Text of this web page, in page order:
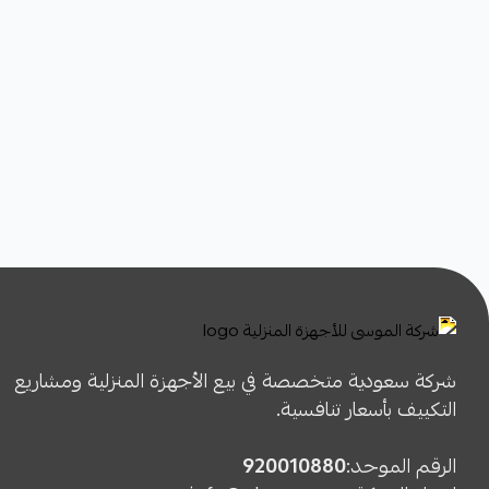
شركة سعودية متخصصة في بيع الأجهزة المنزلية ومشاريع
التكييف بأسعار تنافسية.
الرقم الموحد:920010880